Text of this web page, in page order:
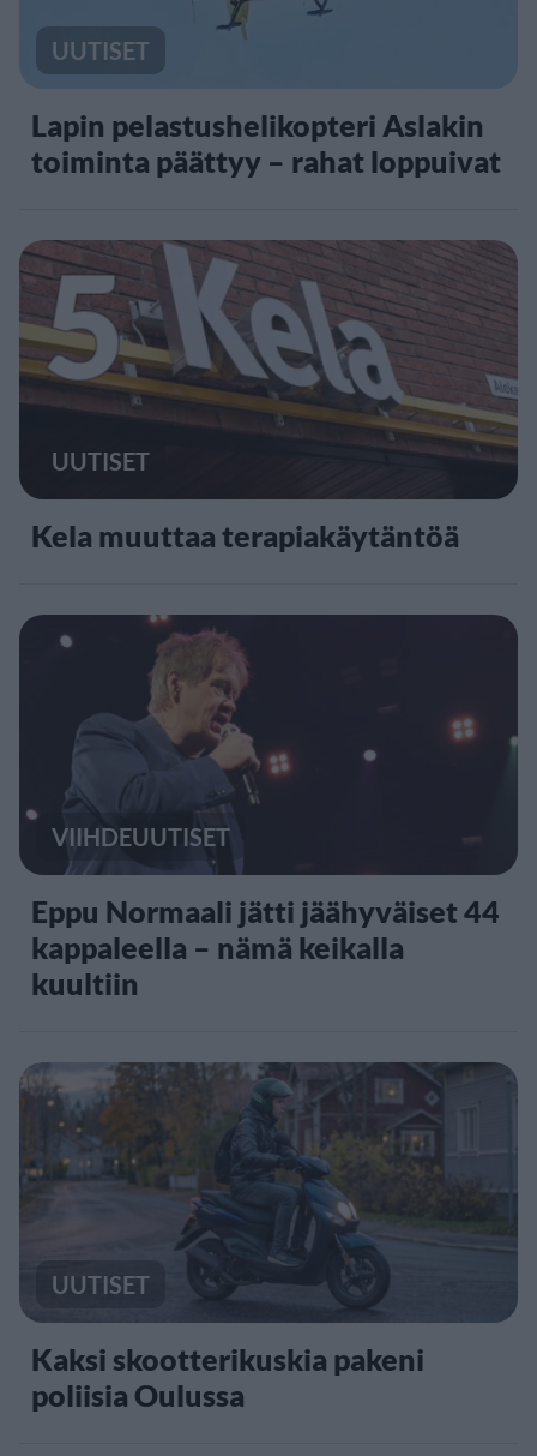
UUTISET
Lapin pelastushelikopteri Aslakin
toiminta päättyy – rahat loppuivat
5
UUTISET
Kela muuttaa terapiakäytäntöä
VIIHDEUUTISET
Eppu Normaali jätti jäähyväiset 44
kappaleella – nämä keikalla
kuultiin
UUTISET
Kaksi skootterikuskia pakeni
poliisia Oulussa